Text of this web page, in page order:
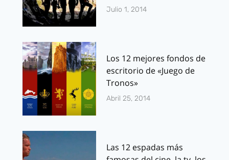
Julio 1, 2014
Los 12 mejores fondos de
escritorio de «Juego de
Tronos»
Abril 25, 2014
Las 12 espadas más